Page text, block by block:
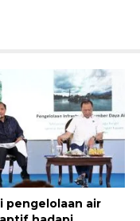
pengelolaan air
2026-08-